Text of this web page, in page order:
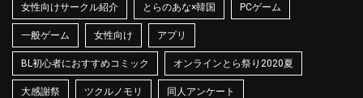
女性向けサークル紹介 とらのあな×韓国 PCゲーム
一般ゲーム 女性向け アプリ
BL初心者におすすめコミック オンラインとら祭り2020夏
大感謝祭 ツクルノモリ 同人アンケート